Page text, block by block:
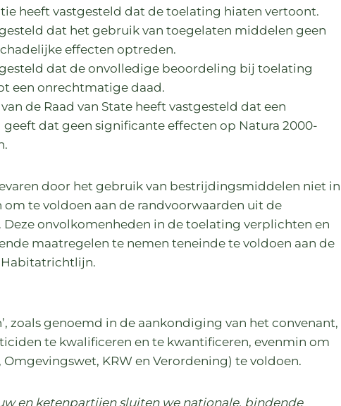
heeft vastgesteld dat de toelating hiaten vertoont.
dat het gebruik van toegelaten middelen geen
effecten optreden.
dat de onvolledige beoordeling bij toelating
een onrechtmatige daad.
de Raad van State heeft vastgesteld dat een
dat geen significante effecten op Natura 2000-
door het gebruik van bestrijdingsmiddelen niet in
te voldoen aan de randvoorwaarden uit de
onvolkomenheden in de toelating verplichten en
maatregelen te nemen teneinde te voldoen aan de
Habitatrichtlijn.
zoals genoemd in de aankondiging van het convenant,
te kwalificeren en te kwantificeren, evenmin om
KRW en Verordening) te voldoen.
en ketenpartijen sluiten we nationale, bindende